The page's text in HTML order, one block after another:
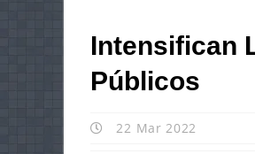
Intensifican
Públicos
22 Mar 2022